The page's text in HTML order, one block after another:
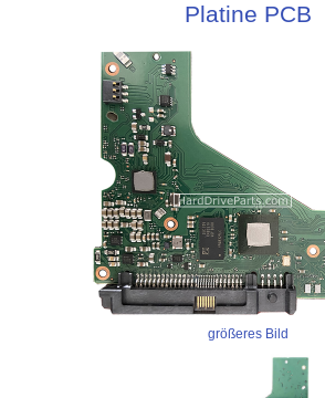
Platine PCB
größeres Bild